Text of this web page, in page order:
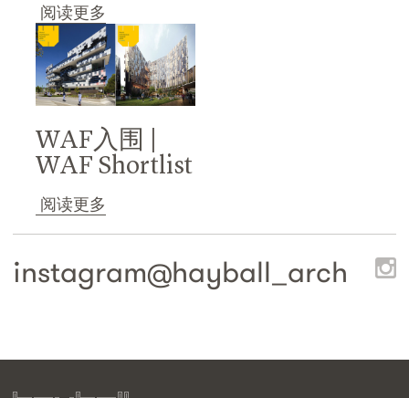
阅读更多
WAF入围 |
WAF Shortlist
阅读更多
instagram@hayball_arch